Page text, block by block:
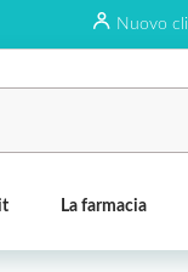
Nuovo
La farmacia